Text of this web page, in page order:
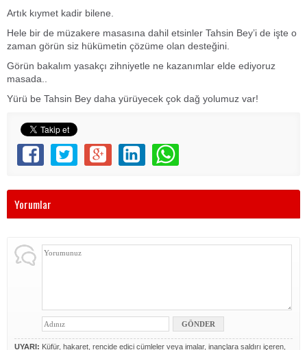
Artık kıymet kadir bilene.
Hele bir de müzakere masasına dahil etsinler Tahsin Bey’i de işte o
zaman görün siz hükümetin çözüme olan desteğini.
Görün bakalım yasakçı zihniyetle ne kazanımlar elde ediyoruz
masada..
Yürü be Tahsin Bey daha yürüyecek çok dağ yolumuz var!
Yorumlar
UYARI: Küfür, hakaret, rencide edici cümleler veya imalar, inançlara saldırı içeren,